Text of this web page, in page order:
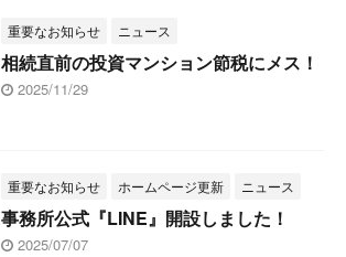
重要なお知らせ ニュース
相続直前の投資マンション節税にメス！
2025/11/29
重要なお知らせ ホームページ更新 ニュース
事務所公式『LINE』開設しました！
2025/07/07